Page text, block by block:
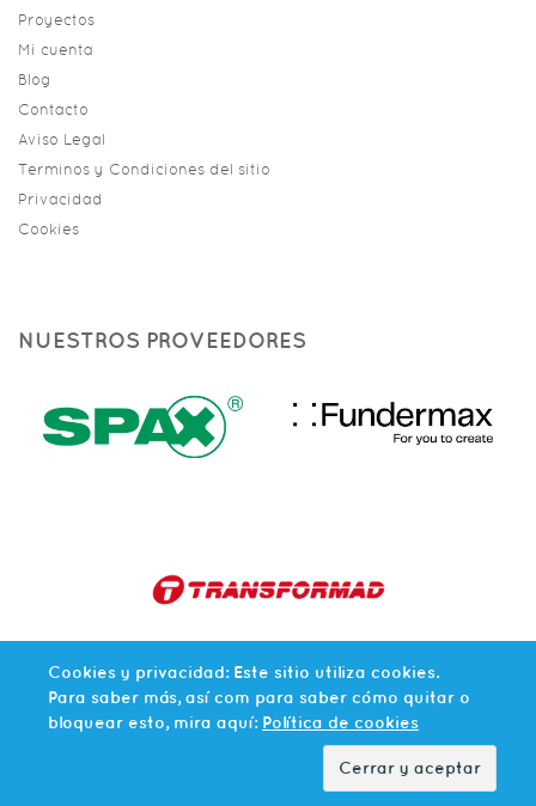
Proyectos
Mi cuenta
Blog
Contacto
Aviso Legal
Terminos y Condiciones del sitio
Privacidad
Cookies
NUESTROS PROVEEDORES
© 2026 AGLOVAL. TODOS LOS
Cookies y privacidad: Este sitio utiliza cookies.
Para saber más, así com para saber cómo quitar o
bloquear esto, mira aquí: Política de cookies